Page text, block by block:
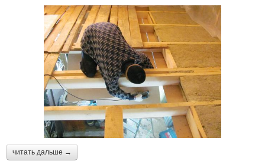
читать дальше →